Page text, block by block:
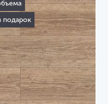
Sequoia LVT
подарок